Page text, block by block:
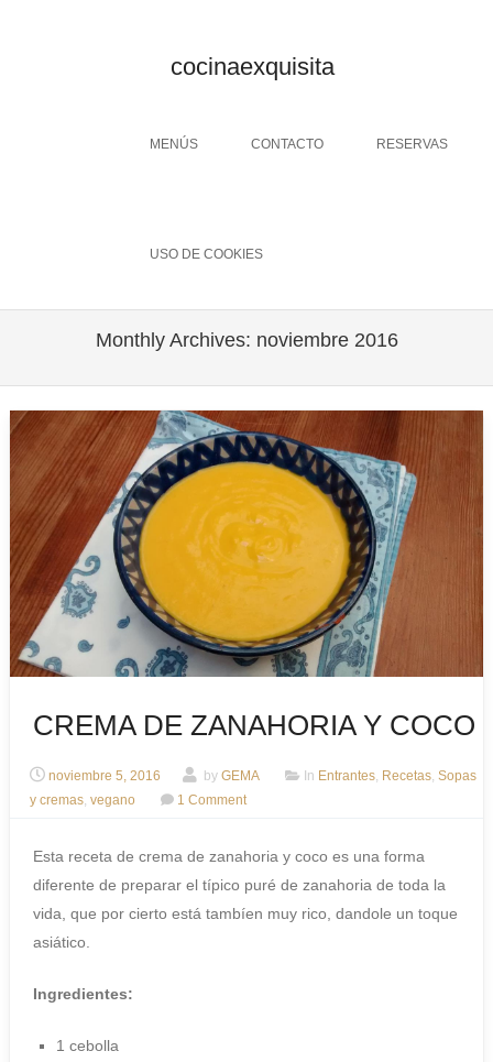
cocinaexquisita
Menu
SKIP TO CONTENT
MENÚS CONTACTO RESERVAS
USO DE COOKIES
Monthly Archives: noviembre 2016
CREMA DE ZANAHORIA Y COCO
noviembre 5, 2016 by GEMA In Entrantes, Recetas, Sopas
y cremas, vegano 1 Comment
Esta receta de crema de zanahoria y coco es una forma
diferente de preparar el típico puré de zanahoria de toda la
vida, que por cierto está tambíen muy rico, dandole un toque
asiático.
Ingredientes:
1 cebolla